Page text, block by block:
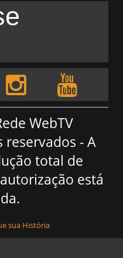
WebTV
reservados - A
total de
está
sua História